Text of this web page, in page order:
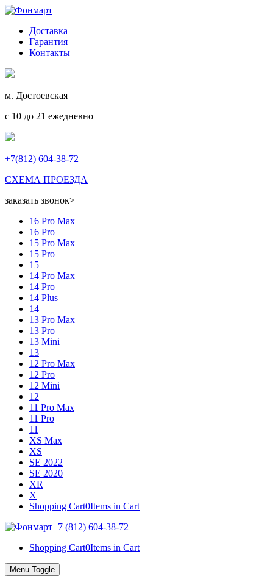
Доставка
Гарантия
Контакты
м. Достоевская
с 10 до 21 ежедневно
+7(812) 604-38-72
СХЕМА ПРОЕЗДА
заказать звонок>
16 Pro Max
16 Pro
15 Pro Max
15 Pro
15
14 Pro Max
14 Pro
14 Plus
14
13 Pro Max
13 Pro
13 Mini
13
12 Pro Max
12 Pro
12 Mini
12
11 Pro Max
11 Pro
11
XS Max
XS
SE 2022
SE 2020
XR
X
Shopping Cart0Items in Cart
+7 (812) 604-38-72
Shopping Cart0Items in Cart
Menu Toggle